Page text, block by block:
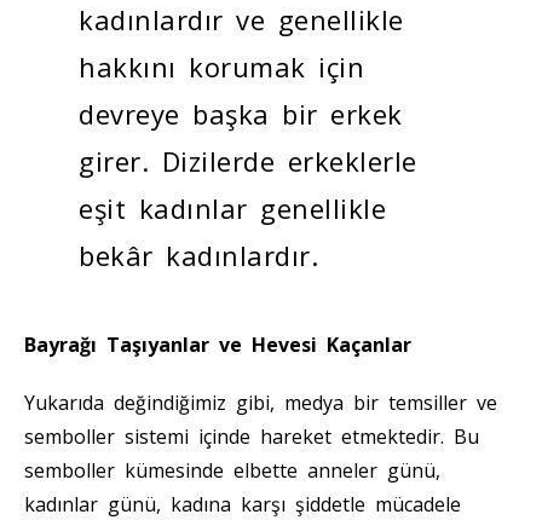
kadınlardır ve genellikle
hakkını korumak için
devreye başka bir erkek
girer. Dizilerde erkeklerle
eşit kadınlar genellikle
bekâr kadınlardır.
Bayrağı Taşıyanlar ve Hevesi Kaçanlar
Yukarıda değindiğimiz gibi, medya bir temsiller ve
semboller sistemi içinde hareket etmektedir. Bu
semboller kümesinde elbette anneler günü,
kadınlar günü, kadına karşı şiddetle mücadele